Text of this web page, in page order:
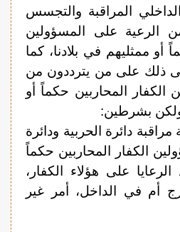
المراقبة والتجسس
الرعية على المسؤولين
أو ممثليهم في بلادنا، كما
ذلك على من يترددون من
الكفار المحاربين حكماً أو
ولكن بشرطين:
مراقبة دائرة الحربية ودائرة
الكفار المحاربين حكماً
على هؤلاء الكفار،
أم في الداخل، أمر غير